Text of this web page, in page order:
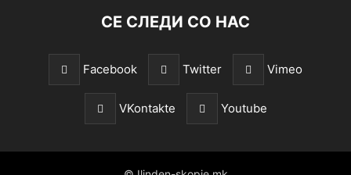
СЕ СЛЕДИ СО НАС
Facebook Twitter Vimeo
VKontakte Youtube